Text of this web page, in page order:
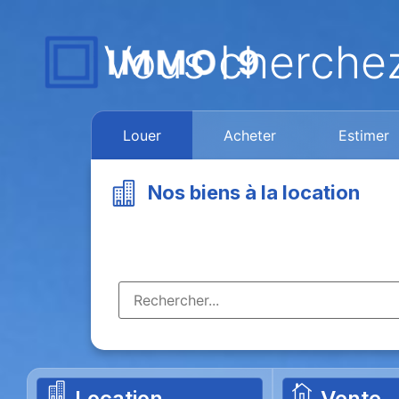
Vous
Louer Acheter Estimer
Nos biens à la location